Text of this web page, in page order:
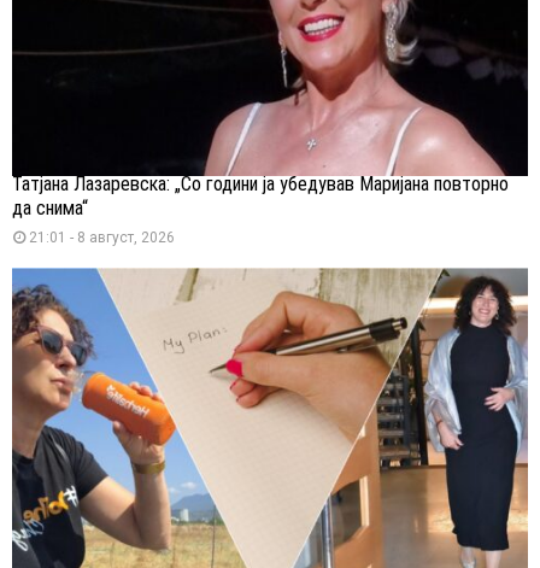
Татјана Лазаревска: „Со години ја убедував Маријана повторно
да снима“
21:01 - 8 август, 2026